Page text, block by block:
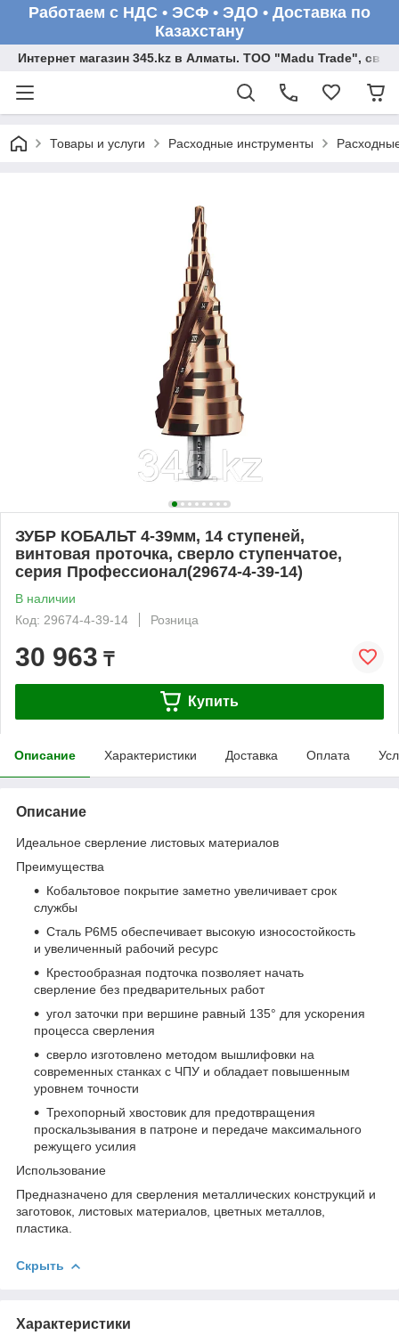
Работаем с НДС • ЭСФ • ЭДО • Доставка по
Казахстану
Интернет магазин 345.kz в Алматы. ТОО "Madu Trade",
Товары и услуги Расходные инструменты
ЗУБР КОБАЛЬТ 4-39мм, 14 ступеней,
винтовая проточка, сверло ступенчатое,
серия Профессионал(29674-4-39-14)
В наличии
Код: 29674-4-39-14
Розница
30 963 ₸
Купить
Описание Характеристики Доставка Оплата
Описание
Идеальное сверление листовых материалов
Преимущества
Кобальтовое покрытие заметно увеличивает срок
службы
Сталь Р6М5 обеспечивает высокую износостойкость
и увеличенный рабочий ресурс
Крестообразная подточка позволяет начать
сверление без предварительных работ
угол заточки при вершине равный 135° для ускорения
процесса сверления
сверло изготовлено методом вышлифовки на
современных станках с ЧПУ и обладает повышенным
уровнем точности
Трехопорный хвостовик для предотвращения
проскальзывания в патроне и передаче максимального
режущего усилия
Использование
Предназначено для сверления металлических конструкций и
заготовок, листовых материалов, цветных металлов,
пластика.
Скрыть
Характеристики